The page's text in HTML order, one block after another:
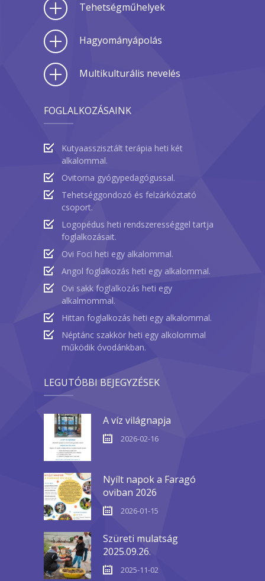
Tehetségműhelyek
Hagyományápolás
Multikulturális nevelés
FOGLALKOZÁSAINK
Kutyaasszisztált terápia heti két
alkalommal.
Ovitorna gyógypedagógussal.
Tehetséggondozó és felzárkóztató
csoport.
Logopédus heti rendszerességgel tartja
foglalkozásait.
Ovi Foci heti egy alkalommal.
Angol foglalkozás heti egy alkalommal.
Ovi sakk foglalkozás heti egy
alkalmommal.
Hittan foglalkozás heti egy alkalommal.
Néptánc szakkör heti egy alkolommal
működik óvodánkban.
LEGUTÓBBI BEJEGYZÉSEK
A víz világnapja
2026-02-16
Nyílt napok a Faragó
oviban 2026
2026-01-15
Szüreti mulatság
2025.09.26.
2025-11-02